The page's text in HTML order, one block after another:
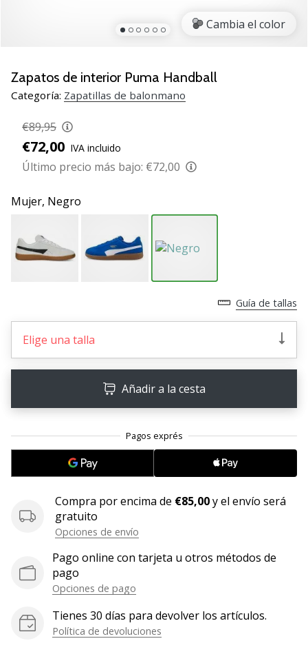
Accelerate
NITRO
SQD
Descubre
las
actualizaciones
y…
25. 11. 2024
•
embajador
Weplayhandball!
¿Te
jugón?
queremos
en
Mostrar
todos
los
artículos
Cambia el color
Zapatos de interior Puma Handball
Categoría: Zapatillas de balonmano
€89,95
€72,00 IVA incluido
Último precio más bajo: €72,00
Mujer, Negro
Guía de tallas
Elige una talla
Añadir a la cesta
Compra por encima de €85,00y el envío será
gratuito
Opciones de envío
Pago online con tarjeta u otros métodos de
pago
Opciones de pago
Tienes 30 días para devolver los artículos.
Política de devoluciones